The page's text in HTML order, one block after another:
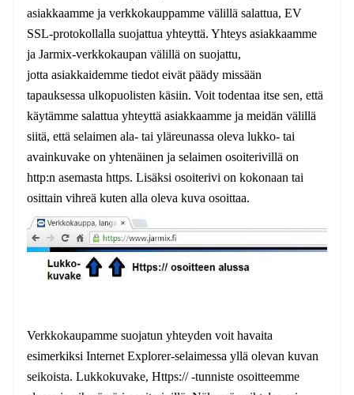
asiakkaamme ja verkkokauppamme välillä salattua, EV
SSL-protokollalla suojattua yhteyttä. Yhteys asiakkaamme
ja Jarmix-verkkokaupan välillä on suojattu,
jotta asiakkaidemme tiedot eivät päädy missään
tapauksessa ulkopuolisten käsiin. Voit todentaa itse sen, että
käytämme salattua yhteyttä asiakkaamme ja meidän välillä
siitä, että selaimen ala- tai yläreunassa oleva lukko- tai
avainkuvake on yhtenäinen ja selaimen osoiterivillä on
http:n asemasta https. Lisäksi osoiterivi on kokonaan tai
osittain vihreä kuten alla oleva kuva osoittaa.
Verkkokaupamme suojatun yhteyden voit havaita
esimerkiksi Internet Explorer-selaimessa yllä olevan kuvan
seikoista. Lukkokuvake, Https:// -tunniste osoitteemme